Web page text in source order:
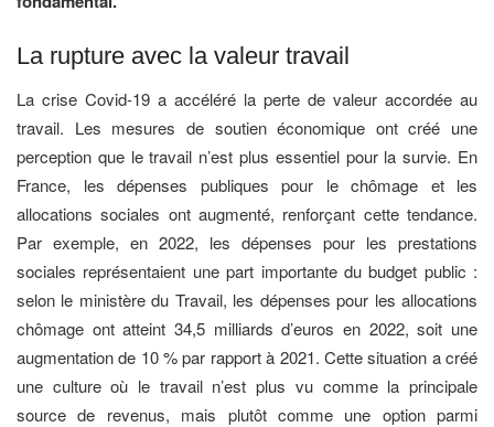
La rupture avec la valeur travail
La crise Covid-19 a accéléré la perte de valeur accordée au
travail. Les mesures de soutien économique ont créé une
perception que le travail n’est plus essentiel pour la survie. En
France, les dépenses publiques pour le chômage et les
allocations sociales ont augmenté, renforçant cette tendance.
Par exemple, en 2022, les dépenses pour les prestations
sociales représentaient une part importante du budget public :
selon le ministère du Travail, les dépenses pour les allocations
chômage ont atteint 34,5 milliards d’euros en 2022, soit une
augmentation de 10 % par rapport à 2021. Cette situation a créé
une culture où le travail n’est plus vu comme la principale
source de revenus, mais plutôt comme une option parmi